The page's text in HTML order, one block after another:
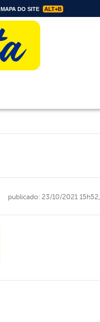
MAPA DO SITE ALT+B
publicado: 23/10/2021 15h52,